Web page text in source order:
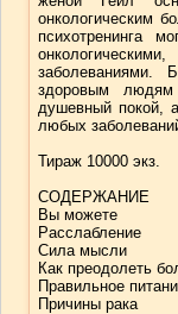
онкологическим
психотренинга
заболеваниями.
здоровым людям
душевный покой,
любых
Тираж 10000 экз.
СОДЕРЖАНИЕ
Вы можете
Расслабление
Сила мысли
Как преодолеть
Правильное
Причины рака